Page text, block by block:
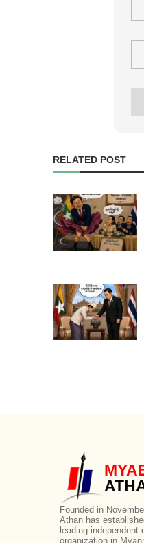
RELATED POST
Founded in
Athan has
leading independent
organization in